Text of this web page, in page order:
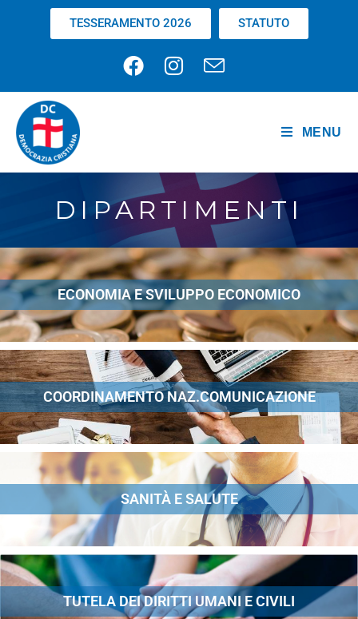
TESSERAMENTO 2026 STATUTO
MENU
DIPARTIMENTI
ECONOMIA E SVILUPPO ECONOMICO
COORDINAMENTO NAZ.COMUNICAZIONE
SANITÀ E SALUTE
TUTELA DEI DIRITTI UMANI E CIVILI